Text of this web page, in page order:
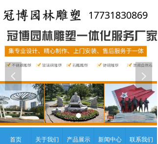
넳 넲
17731830869
首页 关于我们 产品展示 新闻中心 联系我们